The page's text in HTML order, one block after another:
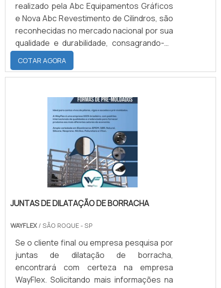
realizado pela Abc Equipamentos Gráficos
e Nova Abc Revestimento de Cilindros, são
reconhecidas no mercado nacional por sua
qualidade e durabilidade, consagrando-as
no ranking das melhores empresas de
revestimento de cilindros nacionais. A Nova
ABC está incorporada a um grupo de três
fabricação de cilindros.CONHEÇA A
HISTÓRIA DAS DUAS PRINCIPAIS
EMPRESASA primeira empresa do grupo é a
ABC Equipamentos Gráficos fundada em .
COTAR AGORA
JUNTAS DE DILATAÇÃO DE BORRACHA
WAYFLEX / SÃO ROQUE - SP
Se o cliente final ou empresa pesquisa por
juntas de dilatação de borracha,
encontrará com certeza na empresa
WayFlex. Solicitando mais informações na